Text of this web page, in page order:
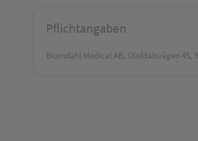
Pflichtangaben
Blomdahl Medical AB, Olofdalsvägen 45,